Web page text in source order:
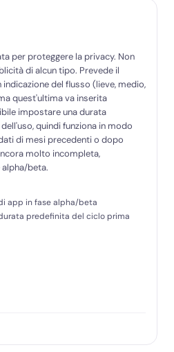
per proteggere la privacy. Non
di alcun tipo. Prevede il
del flusso (lieve, medio,
quest'ultima va inserita
impostare una durata
quindi funziona in modo
di mesi precedenti o dopo
molto incompleta,
beta.
app in fase alpha/beta
predefinita del ciclo prima